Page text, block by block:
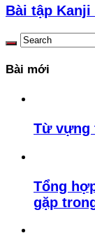
Bài tập Kanji
Bài mới
Từ vựng
Tổng
gặp